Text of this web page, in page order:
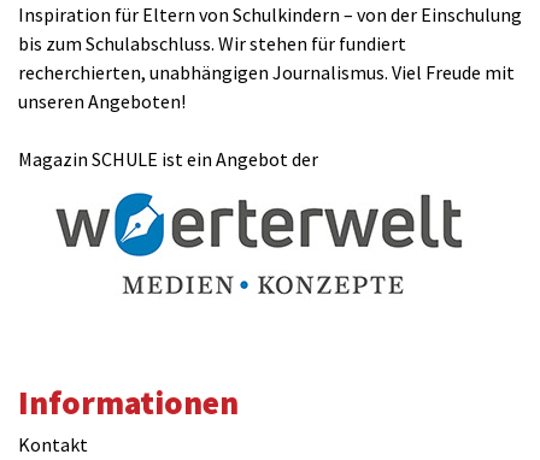
Inspiration für Eltern von Schulkindern – von der Einschulung
bis zum Schulabschluss. Wir stehen für fundiert
recherchierten, unabhängigen Journalismus. Viel Freude mit
unseren Angeboten!
Magazin SCHULE ist ein Angebot der
Informationen
Kontakt